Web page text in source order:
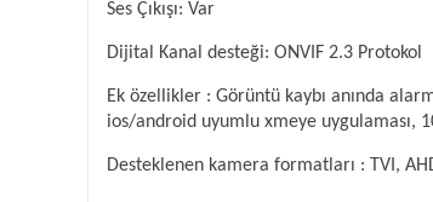
Ses Çıkışı: Var
Dijital Kanal desteği: ONVIF 2.3 Protokol
Ek özellikler : Görüntü kaybı anında
ios/android uyumlu xmeye uygulaması,
Desteklenen kamera formatları : TVI,